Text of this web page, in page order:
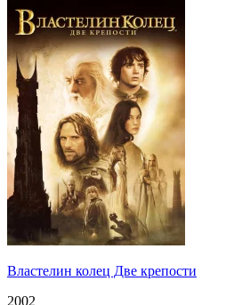
Властелин колец Две крепости
2002